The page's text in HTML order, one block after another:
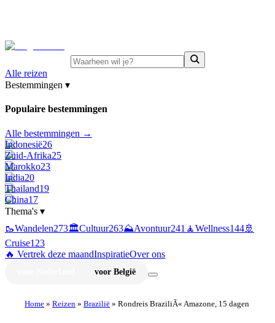
Alle reizen
Bestemmingen ▾
Populaire bestemmingen
Alle bestemmingen →
Indonesië26
Zuid-Afrika25
Marokko23
India20
Thailand19
China17
Thema's ▾
🥾Wandelen273🏛️Cultuur263⛰️Avontuur241 🧘Wellness144🚢
Cruise123
🔥 Vertrek deze maandInspiratieOver ons
voor België
Home » Reizen » Brazilië » Rondreis BraziliÃ« Amazone, 15 dagen